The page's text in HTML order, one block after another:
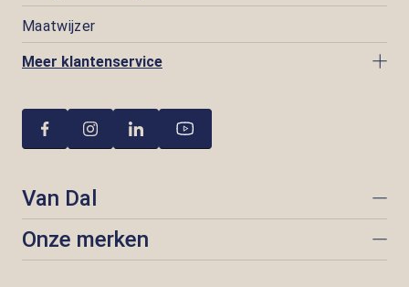
Maatwijzer
Meer klantenservice
Van Dal
Onze merken